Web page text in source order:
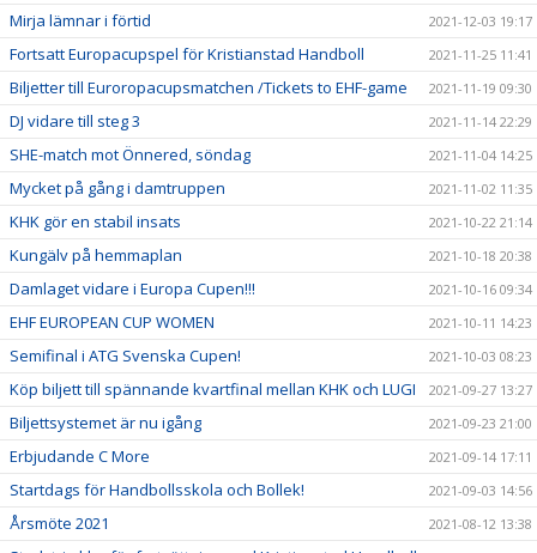
Mirja lämnar i förtid 2021-12-03 19:17
Fortsatt Europacupspel för Kristianstad Handboll 2021-11-25 11:41
Biljetter till Euroropacupsmatchen /Tickets to EHF-game 2021-11-19 09:30
DJ vidare till steg 3 2021-11-14 22:29
SHE-match mot Önnered, söndag 2021-11-04 14:25
Mycket på gång i damtruppen 2021-11-02 11:35
KHK gör en stabil insats 2021-10-22 21:14
Kungälv på hemmaplan 2021-10-18 20:38
Damlaget vidare i Europa Cupen!!! 2021-10-16 09:34
EHF EUROPEAN CUP WOMEN 2021-10-11 14:23
Semifinal i ATG Svenska Cupen! 2021-10-03 08:23
Köp biljett till spännande kvartfinal mellan KHK och LUGI 2021-09-27 13:27
Biljettsystemet är nu igång 2021-09-23 21:00
Erbjudande C More 2021-09-14 17:11
Startdags för Handbollsskola och Bollek! 2021-09-03 14:56
Årsmöte 2021 2021-08-12 13:38